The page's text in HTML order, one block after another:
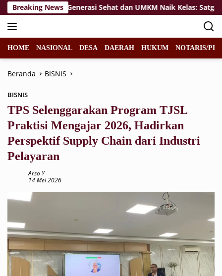
Langsung
ke
konten
Breaking News
Wujudkan Generasi Sehat dan UMKM Naik Kelas: Satgas
HOME NASIONAL DESA DAERAH HUKUM NOTARIS/
Beranda BISNIS
BISNIS
TPS Selenggarakan Program TJSL
Praktisi Mengajar 2026, Hadirkan
Perspektif Supply Chain dari Industri
Pelayaran
Arso Y
14 Mei 2026